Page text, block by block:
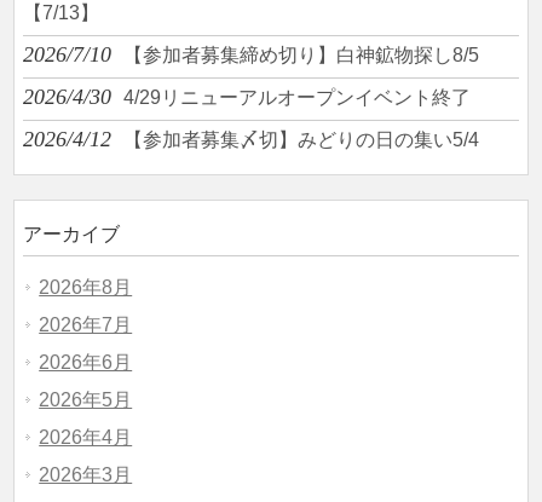
【7/13】
2026/7/10 【参加者募集締め切り】白神鉱物探し8/5
2026/4/30 4/29リニューアルオープンイベント終了
2026/4/12 【参加者募集〆切】みどりの日の集い5/4
アーカイブ
2026年8月
2026年7月
2026年6月
2026年5月
2026年4月
2026年3月